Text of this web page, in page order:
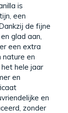
is
een
de fijne
glad aan,
een extra
en
hele jaar
en
en
zonder